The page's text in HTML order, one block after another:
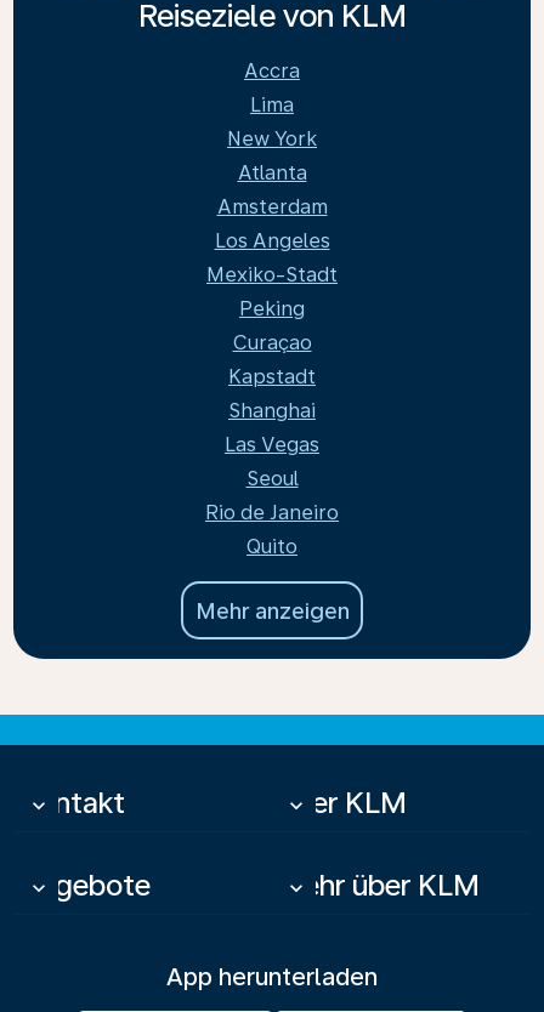
Reiseziele von KLM
Accra
Lima
New York
Atlanta
Amsterdam
Los Angeles
Mexiko-Stadt
Peking
Curaçao
Kapstadt
Shanghai
Las Vegas
Seoul
Rio de Janeiro
Quito
Mehr anzeigen
Kontakt
keyboard_arrow_down Über KLM
keyboard_arrow_down
Angebote
keyboard_arrow_down Mehr über KLM
keyboard_arrow_down
App herunterladen